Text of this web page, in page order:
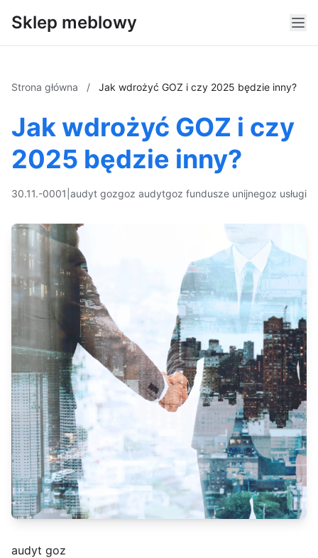
Sklep meblowy
Strona główna / Jak wdrożyć GOZ i czy 2025 będzie inny?
Jak wdrożyć GOZ i czy
2025 będzie inny?
30.11.-0001 audyt gozgoz audytgoz fundusze unijnegoz usługi
audyt goz